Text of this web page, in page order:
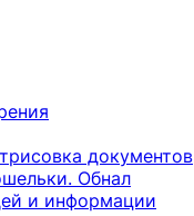
документов
Обнал
и информации